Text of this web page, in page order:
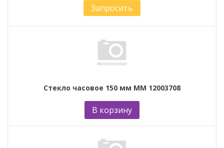
Запросить
Стекло часовое 150 мм ММ 12003708
В корзину